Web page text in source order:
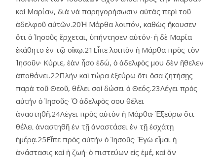
καὶ Μαρίαν, διὰ νὰ παρηγορήσωσιν αὐτὰς περὶ τοῦ
ἀδελφοῦ αὐτῶν.20Ἡ Μάρθα λοιπόν, καθὼς ἤκουσεν
ὅτι ὁ Ἰησοῦς ἔρχεται, ὑπήντησεν αὐτόν· ἡ δὲ Μαρία
ἐκάθητο ἐν τῷ οἴκῳ.21Εἶπε λοιπὸν ἡ Μάρθα πρὸς τὸν
Ἰησοῦν· Κύριε, ἐὰν ἦσο ἐδώ, ὁ ἀδελφὸς μου δὲν ἤθελεν
ἀποθάνει.22Πλήν καὶ τώρα ἐξεύρω ὅτι ὅσα ζητήσῃς
παρὰ τοῦ Θεοῦ, θέλει σοὶ δώσει ὁ Θεός.23Λέγει πρὸς
αὐτήν ὁ Ἰησοῦς· Ὁ ἀδελφὸς σου θέλει
ἀναστηθῆ.24Λέγει πρὸς αὐτὸν ἡ Μάρθα· Ἐξεύρω ὅτι
θέλει ἀναστηθῆ ἐν τῇ ἀναστάσει ἐν τῇ ἐσχάτῃ
ἡμέρᾳ.25Εἶπε πρὸς αὐτήν ὁ Ἰησοῦς· Ἐγὼ εἶμαι ἡ
ἀνάστασις καὶ ἡ ζωή· ὁ πιστεύων εἰς ἐμέ, καὶ ἄν